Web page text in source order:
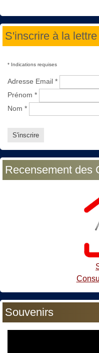
S'inscrire à la
* Indications requises
Adresse Email *
Prénom *
Nom *
Recensement des
Souvenirs